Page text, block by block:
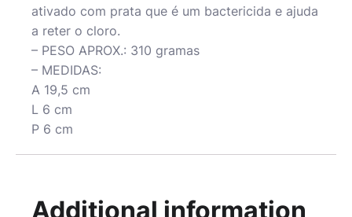
ativado com prata que é um bactericida e ajuda
a reter o cloro.
– PESO APROX.: 310 gramas
– MEDIDAS:
A 19,5 cm
L 6 cm
P 6 cm
Additional information